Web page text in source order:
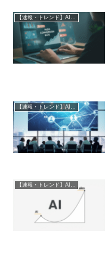
【速報・トレンド】AI仕事術と最新活用ニュース
【速報・トレンド】AI仕事術と最新活用ニュース